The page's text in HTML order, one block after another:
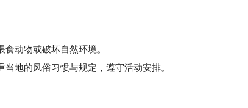
动物或破坏自然环境。
地的风俗习惯与规定，遵守活动安排。